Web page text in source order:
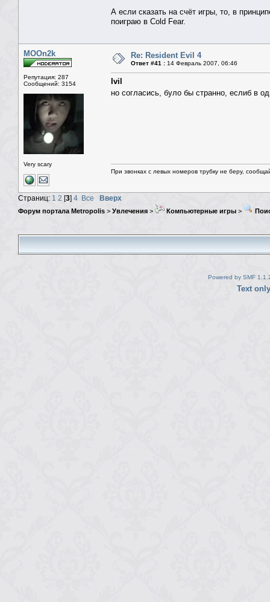
А если сказать на счёт игры, то, в
поиграю в Cold Fear.
MOOn2k
Репутация: 287
Сообщений: 3154
Very scary
Re: Resident Evil 4
Ответ #41 : 14 Февраль 2007, 06:46
Ivil
но согласись, було бы странно, еслиб в
При звонках с левых номеров трубку не беру,
Страниц: 1 2 [3] 4 Все Вверх
Форум портала Metropolis > Увлечения > Компьютерные игры >
Powered by SMF
Text